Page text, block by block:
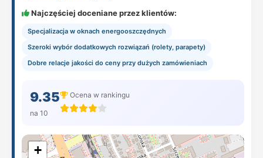
Najczęściej doceniane przez klientów:
Specjalizacja w oknach energooszczędnych
Szeroki wybór dodatkowych rozwiązań (rolety, parapety)
Dobre relacje jakości do ceny przy dużych zamówieniach
9.35
na 10
Ocena w rankingu
+